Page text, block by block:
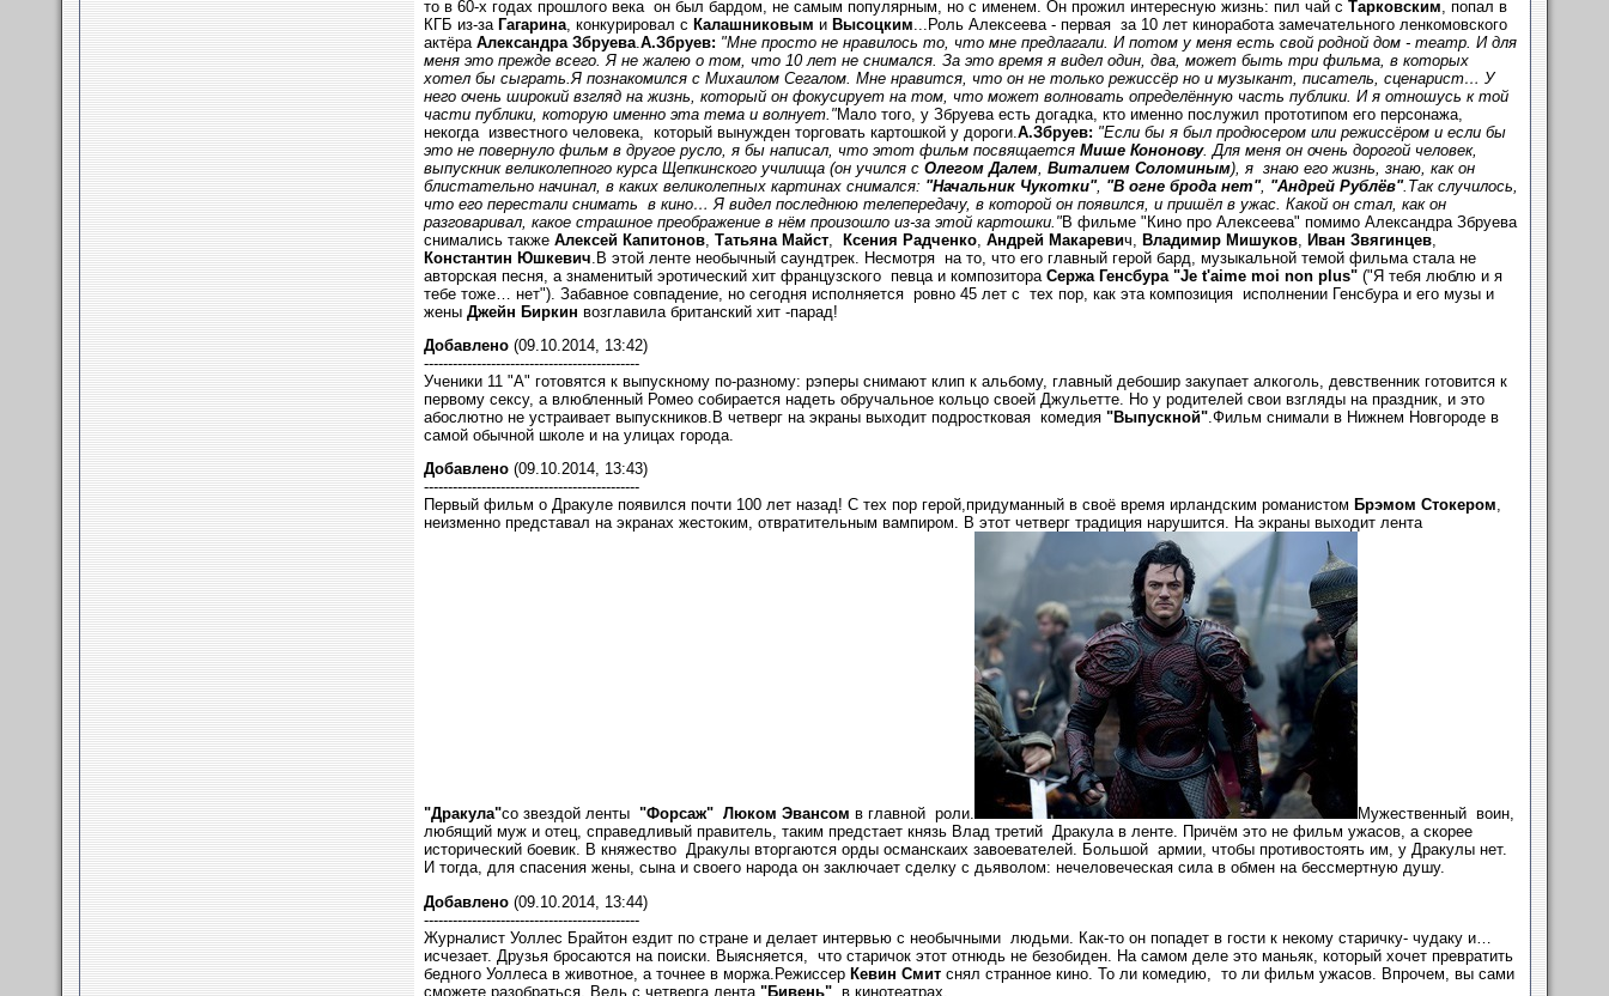
то в 60-х годах прошлого века он был бардом, не самым популярным, но с именем. Он прожил интересную жизнь: пил чай с Тарковским , попал в
КГБ из-за Гагарина, конкурировал с Калашниковым и Высоцким ...Роль Алексеева - первая за 10 лет киноработа замечательного ленкомовского
актёра Александра Збруева. А.Збруев: "Мне просто не нравилось то, что мне предлагали. И потом у меня есть свой родной дом - театр. И для
меня это прежде всего. Я не жалею о том, что 10 лет не снимался. За это время я видел один, два, может быть три фильма, в которых
хотел бы сыграть. Я познакомился с Михаилом Сегалом. Мне нравится, что он не только режиссёр но и музыкант, писатель, сценарист… У
него очень широкий взгляд на жизнь, который он фокусирует на том, что может волновать определённую часть публики. И я отношусь к той
части публики, которую именно эта тема и волнует."Мало того, у Збруева есть догадка, кто именно послужил прототипом его персонажа,
некогда известного человека, который вынужден торговать картошкой у дороги. А.Збруев: "Если бы я был продюсером или режиссёром и если бы
это не повернуло фильм в другое русло, я бы написал, что этот фильм посвящается Мише Кононову. Для меня он очень дорогой человек,
выпускник великолепного курса Щепкинского училища (он учился с Олегом Далем, Виталием Соломиным), я знаю его жизнь, знаю, как он
блистательно начинал, в каких великолепных картинах снимался: "Начальник Чукотки", "В огне брода нет", "Андрей Рублёв". Так случилось,
что его перестали снимать в кино… Я видел последнюю телепередачу, в которой он появился, и пришёл в ужас. Какой он стал, как он
разговаривал, какое страшное преображение в нём произошло из-за этой картошки."В фильме "Кино про Алексеева" помимо Александра Збруева
снимались также Алексей Капитонов, Татьяна Майст, Ксения Радченко, Андрей Макаревич, Владимир Мишуков, Иван Звягинцев,
Константин Юшкевич .В этой ленте необычный саундтрек. Несмотря на то, что его главный герой бард, музыкальной темой фильма стала не
авторская песня, а знаменитый эротический хит французского певца и композитора Сержа Генсбура "Je t'aime moi non plus"("Я тебя люблю и я
тебе тоже… нет"). Забавное совпадение, но сегодня исполняется ровно 45 лет с тех пор, как эта композиция исполнении Генсбура и его музы и
жены Джейн Биркин возглавила британский хит -парад!
Добавлено(09.10.2014, 13:42)
---------------------------------------------
Ученики 11 "А" готовятся к выпускному по-разному: рэперы снимают клип к альбому, главный дебошир закупает алкоголь, девственник готовится к
первому сексу, а влюбленный Ромео собирается надеть обручальное кольцо своей Джульетте. Но у родителей свои взгляды на праздник, и это
абослютно не устраивает выпускников.В четверг на экраны выходит подростковая комедия "Выпускной".Фильм снимали в Нижнем Новгороде в
самой обычной школе и на улицах города.
Добавлено(09.10.2014, 13:43)
---------------------------------------------
Первый фильм о Дракуле появился почти 100 лет назад! С тех пор герой,придуманный в своё время ирландским романистом Брэмом Стокером,
неизменно представал на экранах жестоким, отвратительным вампиром. В этот четверг традиция нарушится. На экраны выходит лента
"Дракула"со звездой ленты "Форсаж" Люком Эвансом в главной роли.
Мужественный воин,
любящий муж и отец, справедливый правитель, таким предстает князь Влад третий Дракула в ленте. Причём это не фильм ужасов, а скорее
исторический боевик. В княжество Дракулы вторгаются орды османскаих завоевателей. Большой армии, чтобы противостоять им, у Дракулы нет.
И тогда, для спасения жены, сына и своего народа он заключает сделку с дьяволом: нечеловеческая сила в обмен на бессмертную душу.
Добавлено(09.10.2014, 13:44)
---------------------------------------------
Журналист Уоллес Брайтон ездит по стране и делает интервью с необычными людьми. Как-то он попадет в гости к некому старичку- чудаку и…
исчезает. Друзья бросаются на поиски. Выясняется, что старичок этот отнюдь не безобиден. На самом деле это маньяк, который хочет превратить
бедного Уоллеса в животное, а точнее в моржа.Режиссер Кевин Смитснял странное кино. То ли комедию, то ли фильм ужасов. Впрочем, вы сами
сможете разобраться. Ведь с четверга лента "Бивень"в кинотеатрах.